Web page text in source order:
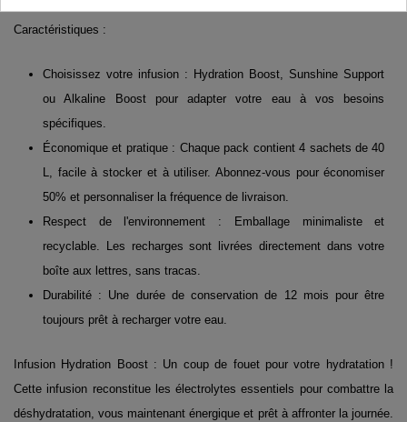
Caractéristiques :
Choisissez votre infusion : Hydration Boost, Sunshine Support
ou Alkaline Boost pour adapter votre eau à vos besoins
spécifiques.
Économique et pratique : Chaque pack contient 4 sachets de 40
L, facile à stocker et à utiliser. Abonnez-vous pour économiser
50% et personnaliser la fréquence de livraison.
Respect de l'environnement : Emballage minimaliste et
recyclable. Les recharges sont livrées directement dans votre
boîte aux lettres, sans tracas.
Durabilité : Une durée de conservation de 12 mois pour être
toujours prêt à recharger votre eau.
Infusion Hydration Boost : Un coup de fouet pour votre hydratation !
Cette infusion reconstitue les électrolytes essentiels pour combattre la
déshydratation, vous maintenant énergique et prêt à affronter la journée.